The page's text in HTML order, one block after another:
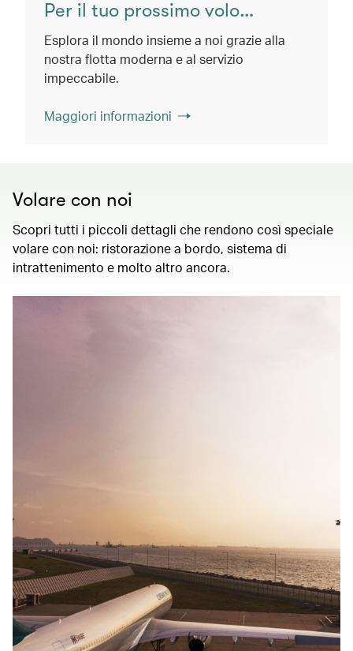
Per il tuo prossimo volo…
Esplora il mondo insieme a noi grazie alla
nostra flotta moderna e al servizio
impeccabile.
Maggiori informazioni
Volare con noi
Scopri tutti i piccoli dettagli che rendono così speciale
volare con noi: ristorazione a bordo, sistema di
intrattenimento e molto altro ancora.